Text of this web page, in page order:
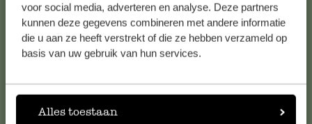
voor social media, adverteren en analyse. Deze partners
kunnen deze gegevens combineren met andere informatie
die u aan ze heeft verstrekt of die ze hebben verzameld op
basis van uw gebruik van hun services.
Alles toestaan
Klantenservice
Voor vragen, tips of hulp kun je contact opnemen met onze